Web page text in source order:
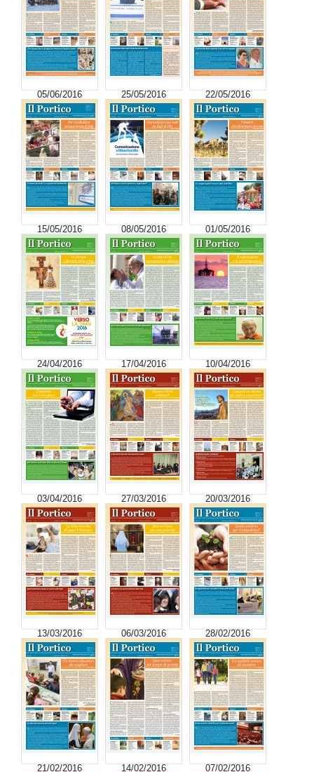
05/06/2016 25/05/2016 22/05/2016
15/05/2016 08/05/2016 01/05/2016
24/04/2016 17/04/2016 10/04/2016
03/04/2016 27/03/2016 20/03/2016
13/03/2016 06/03/2016 28/02/2016
21/02/2016 14/02/2016 07/02/2016